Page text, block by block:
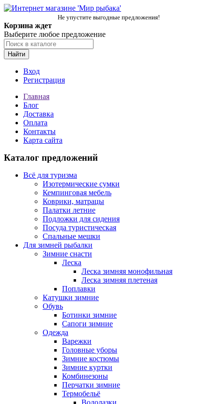
Не упустите выгодные предложения!
Корзина ждет
Выберите любое предложение
Найти
Вход
Регистрация
Главная
Блог
Доставка
Оплата
Контакты
Карта сайта
Каталог предложений
Всё для туризма
Изотермические сумки
Кемпинговая мебель
Коврики, матрацы
Палатки летние
Подложки для сидения
Посуда туристическая
Спальные мешки
Для зимней рыбалки
Зимние снасти
Леска
Леска зимняя монофильная
Леска зимняя плетеная
Поплавки
Катушки зимние
Обувь
Ботинки зимние
Сапоги зимние
Одежда
Варежки
Головные уборы
Зимние костюмы
Зимние куртки
Комбинезоны
Перчатки зимние
Термобельё
Водолазки